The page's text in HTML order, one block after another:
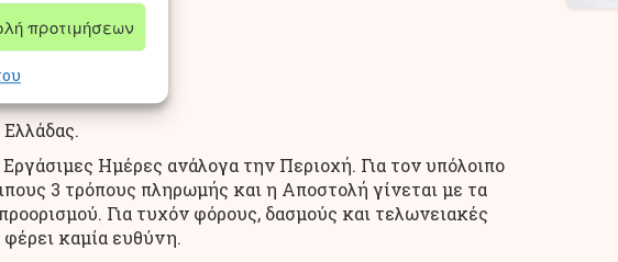
προτιμήσεων
IRIS
Ημέρες ανάλογα την Περιοχή. Για τον υπόλοιπο
3 τρόπους πληρωμής και η Αποστολή γίνεται με τα
Για τυχόν φόρους, δασμούς και τελωνειακές
καμία ευθύνη.